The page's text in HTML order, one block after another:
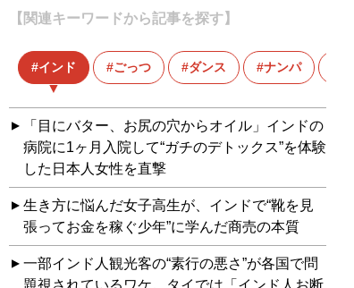
【関連キーワードから記事を探す】
インド ごっつ ダンス ナンパ
「目にバター、お尻の穴からオイル」インドの
病院に1ヶ月入院して“ガチのデトックス”を体験
した日本人女性を直撃
生き方に悩んだ女子高生が、インドで“靴を見
張ってお金を稼ぐ少年”に学んだ商売の本質
一部インド人観光客の“素行の悪さ”が各国で問
題視されているワケ。タイでは「インド人お断